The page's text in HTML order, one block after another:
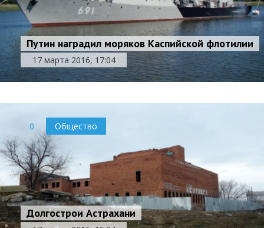
Путин наградил моряков Каспийской флотилии
17 марта 2016, 17:04
0 Общество
Долгострои Астрахани